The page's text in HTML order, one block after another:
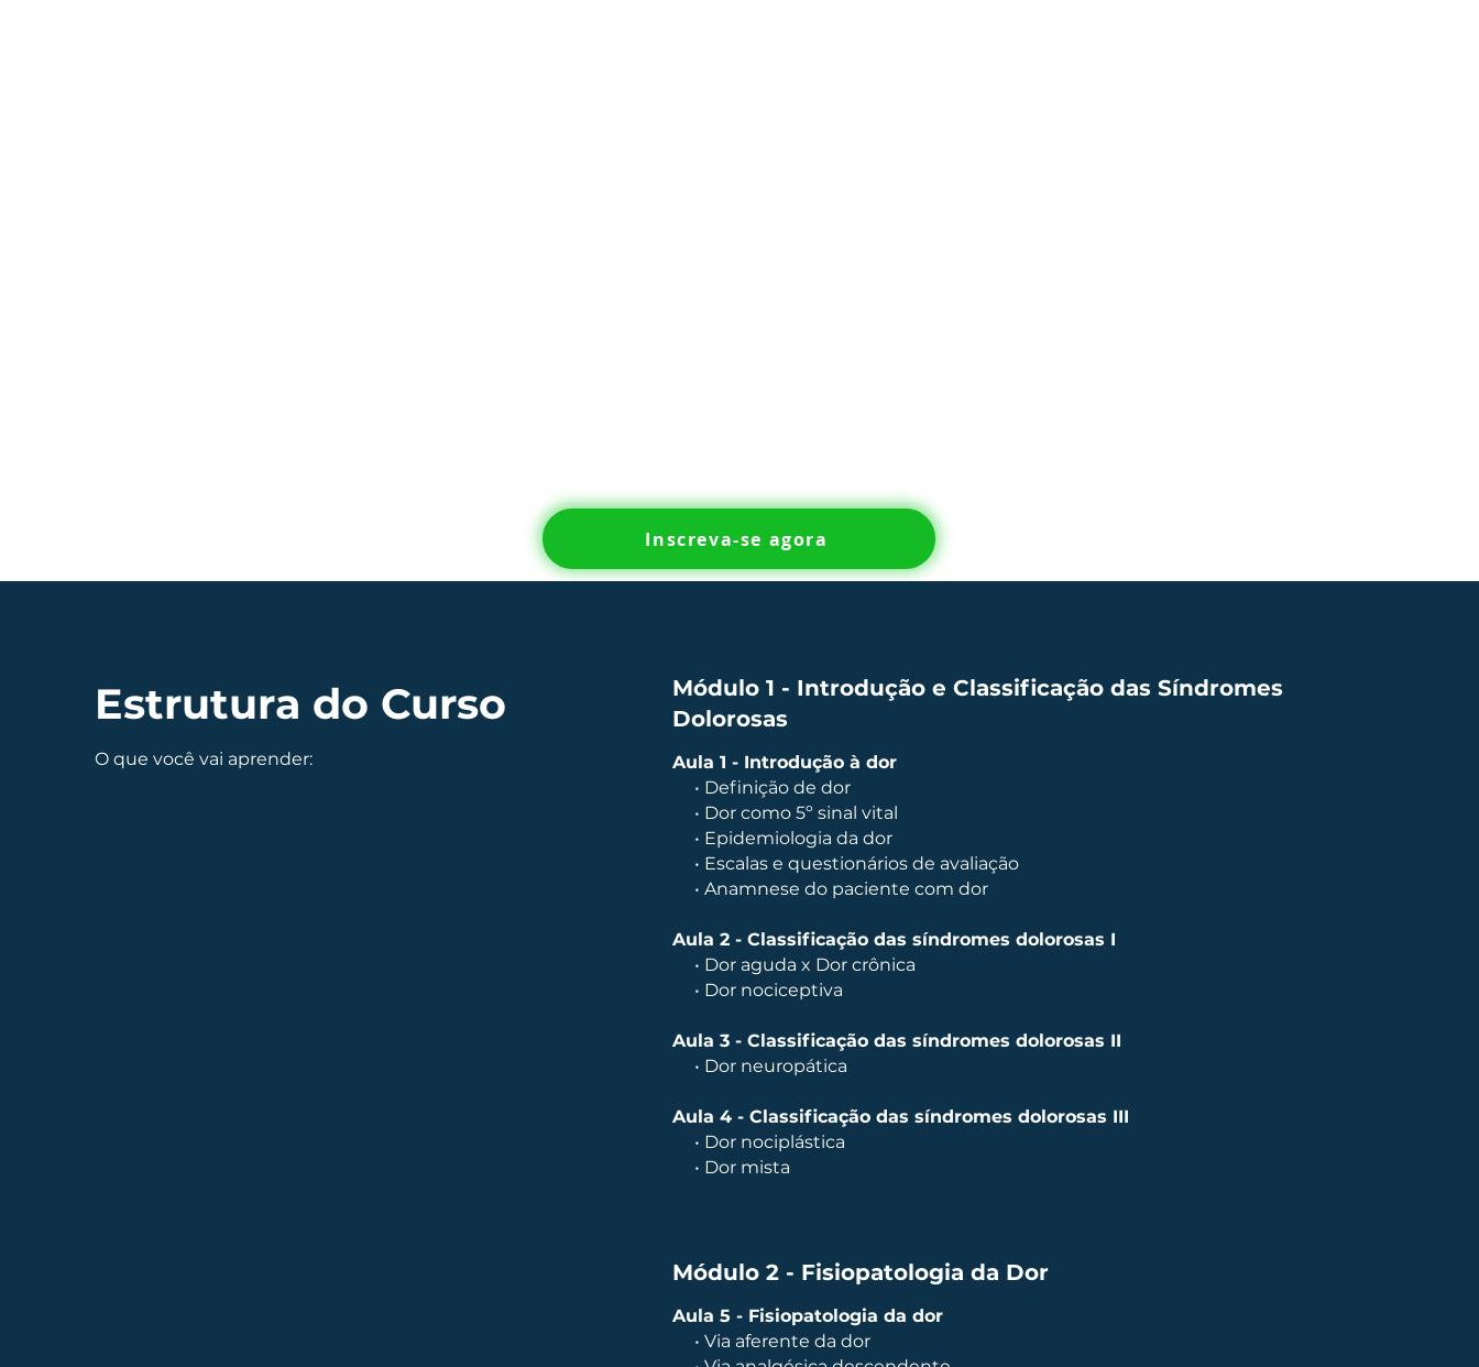
Inscreva-se agora
Estrutura do Curso
O que você vai aprender:
Módulo 1 - Introdução e Classificação das Síndromes
Dolorosas
Aula 1 - Introdução à dor
• Definição de dor
• Dor como 5º sinal vital
• Epidemiologia da dor
• Escalas e questionários de avaliação
• Anamnese do paciente com dor
Aula 2 - Classificação das síndromes dolorosas I
• Dor aguda x Dor crônica
• Dor nociceptiva
Aula 3 - Classificação das síndromes dolorosas II
• Dor neuropática
Aula 4 - Classificação das síndromes dolorosas III
• Dor nociplástica
• Dor mista
Módulo 2 - Fisiopatologia da Dor
Aula 5 - Fisiopatologia da dor
• Via aferente da dor